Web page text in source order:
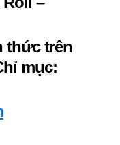
thức trên
mục: